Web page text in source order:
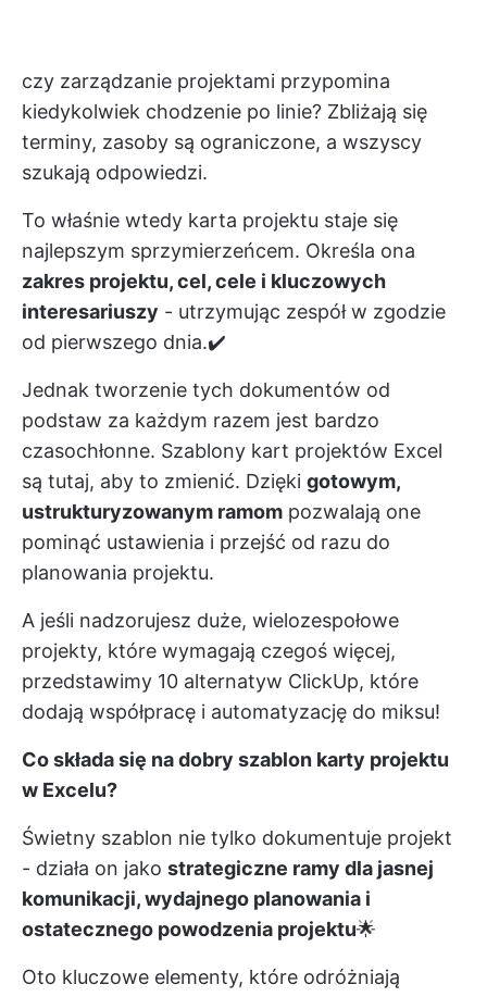
czy zarządzanie projektami przypomina
kiedykolwiek chodzenie po linie? Zbliżają się
terminy, zasoby są ograniczone, a wszyscy
szukają odpowiedzi.
To właśnie wtedy karta projektu staje się
najlepszym sprzymierzeńcem. Określa ona
zakres projektu, cel, cele i kluczowych
interesariuszy - utrzymując zespół w zgodzie
od pierwszego dnia.✔️
Jednak tworzenie tych dokumentów od
podstaw za każdym razem jest bardzo
czasochłonne. Szablony kart projektów Excel
są tutaj, aby to zmienić. Dzięki gotowym,
ustrukturyzowanym ramom pozwalają one
pominąć ustawienia i przejść od razu do
planowania projektu.
A jeśli nadzorujesz duże, wielozespołowe
projekty, które wymagają czegoś więcej,
przedstawimy 10 alternatyw ClickUp, które
dodają współpracę i automatyzację do miksu!
Co składa się na dobry szablon karty projektu
w Excelu?
Świetny szablon nie tylko dokumentuje projekt
- działa on jako strategiczne ramy dla jasnej
komunikacji, wydajnego planowania i
ostatecznego powodzenia projektu🌟
Oto kluczowe elementy, które odróżniają